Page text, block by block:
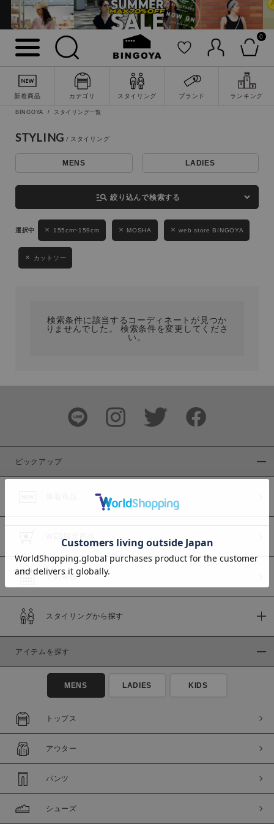
0
新着商品 カテゴリ スタイリング ブランド ランキング
詳細検索
キーワード
性別
MENS LADIES KIDS
ブランド
商品タイプ
通常商品
セール価格
在庫
在庫あり
BINGOYA スタイリング一覧
STYLING
MENS LADIES
manage_search 絞り込んで検索する
155cm~159cm MOSHA web store BINGOYA
カットソー
検索条件に該当するコーディネートが見つか
りませんでした。 検索条件を変更してくださ
い。
ピックアップ
予約商品
スタイリングから探す
アイテムを探す
MENS LADIES KIDS
トップス
アウター
パンツ
シューズ